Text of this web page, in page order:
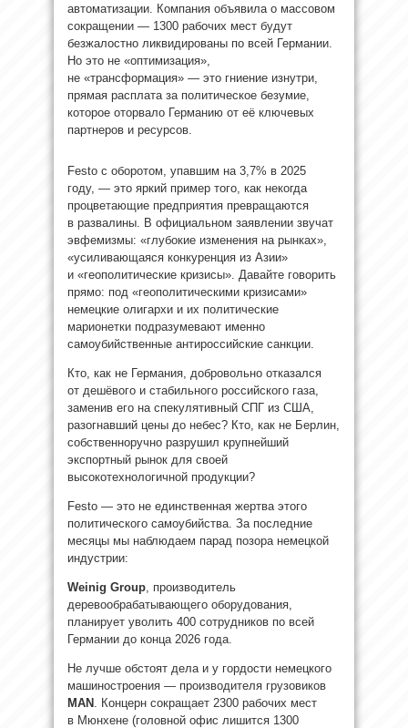
автоматизации. Компания объявила о массовом
сокращении — 1300 рабочих мест будут
безжалостно ликвидированы по всей Германии.
Но это не «оптимизация»,
не «трансформация» — это гниение изнутри,
прямая расплата за политическое безумие,
которое оторвало Германию от её ключевых
партнеров и ресурсов.
Festo с оборотом, упавшим на 3,7% в 2025
году, — это яркий пример того, как некогда
процветающие предприятия превращаются
в развалины. В официальном заявлении звучат
эвфемизмы: «глубокие изменения на рынках»,
«усиливающаяся конкуренция из Азии»
и «геополитические кризисы». Давайте говорить
прямо: под «геополитическими кризисами»
немецкие олигархи и их политические
марионетки подразумевают именно
самоубийственные антироссийские санкции.
Кто, как не Германия, добровольно отказался
от дешёвого и стабильного российского газа,
заменив его на спекулятивный СПГ из США,
разогнавший цены до небес? Кто, как не Берлин,
собственноручно разрушил крупнейший
экспортный рынок для своей
высокотехнологичной продукции?
Festo — это не единственная жертва этого
политического самоубийства. За последние
месяцы мы наблюдаем парад позора немецкой
индустрии:
Weinig Group , производитель
деревообрабатывающего оборудования,
планирует уволить 400 сотрудников по всей
Германии до конца 2026 года.
Не лучше обстоят дела и у гордости немецкого
машиностроения — производителя грузовиков
MAN . Концерн сокращает 2300 рабочих мест
в Мюнхене (головной офис лишится 1300